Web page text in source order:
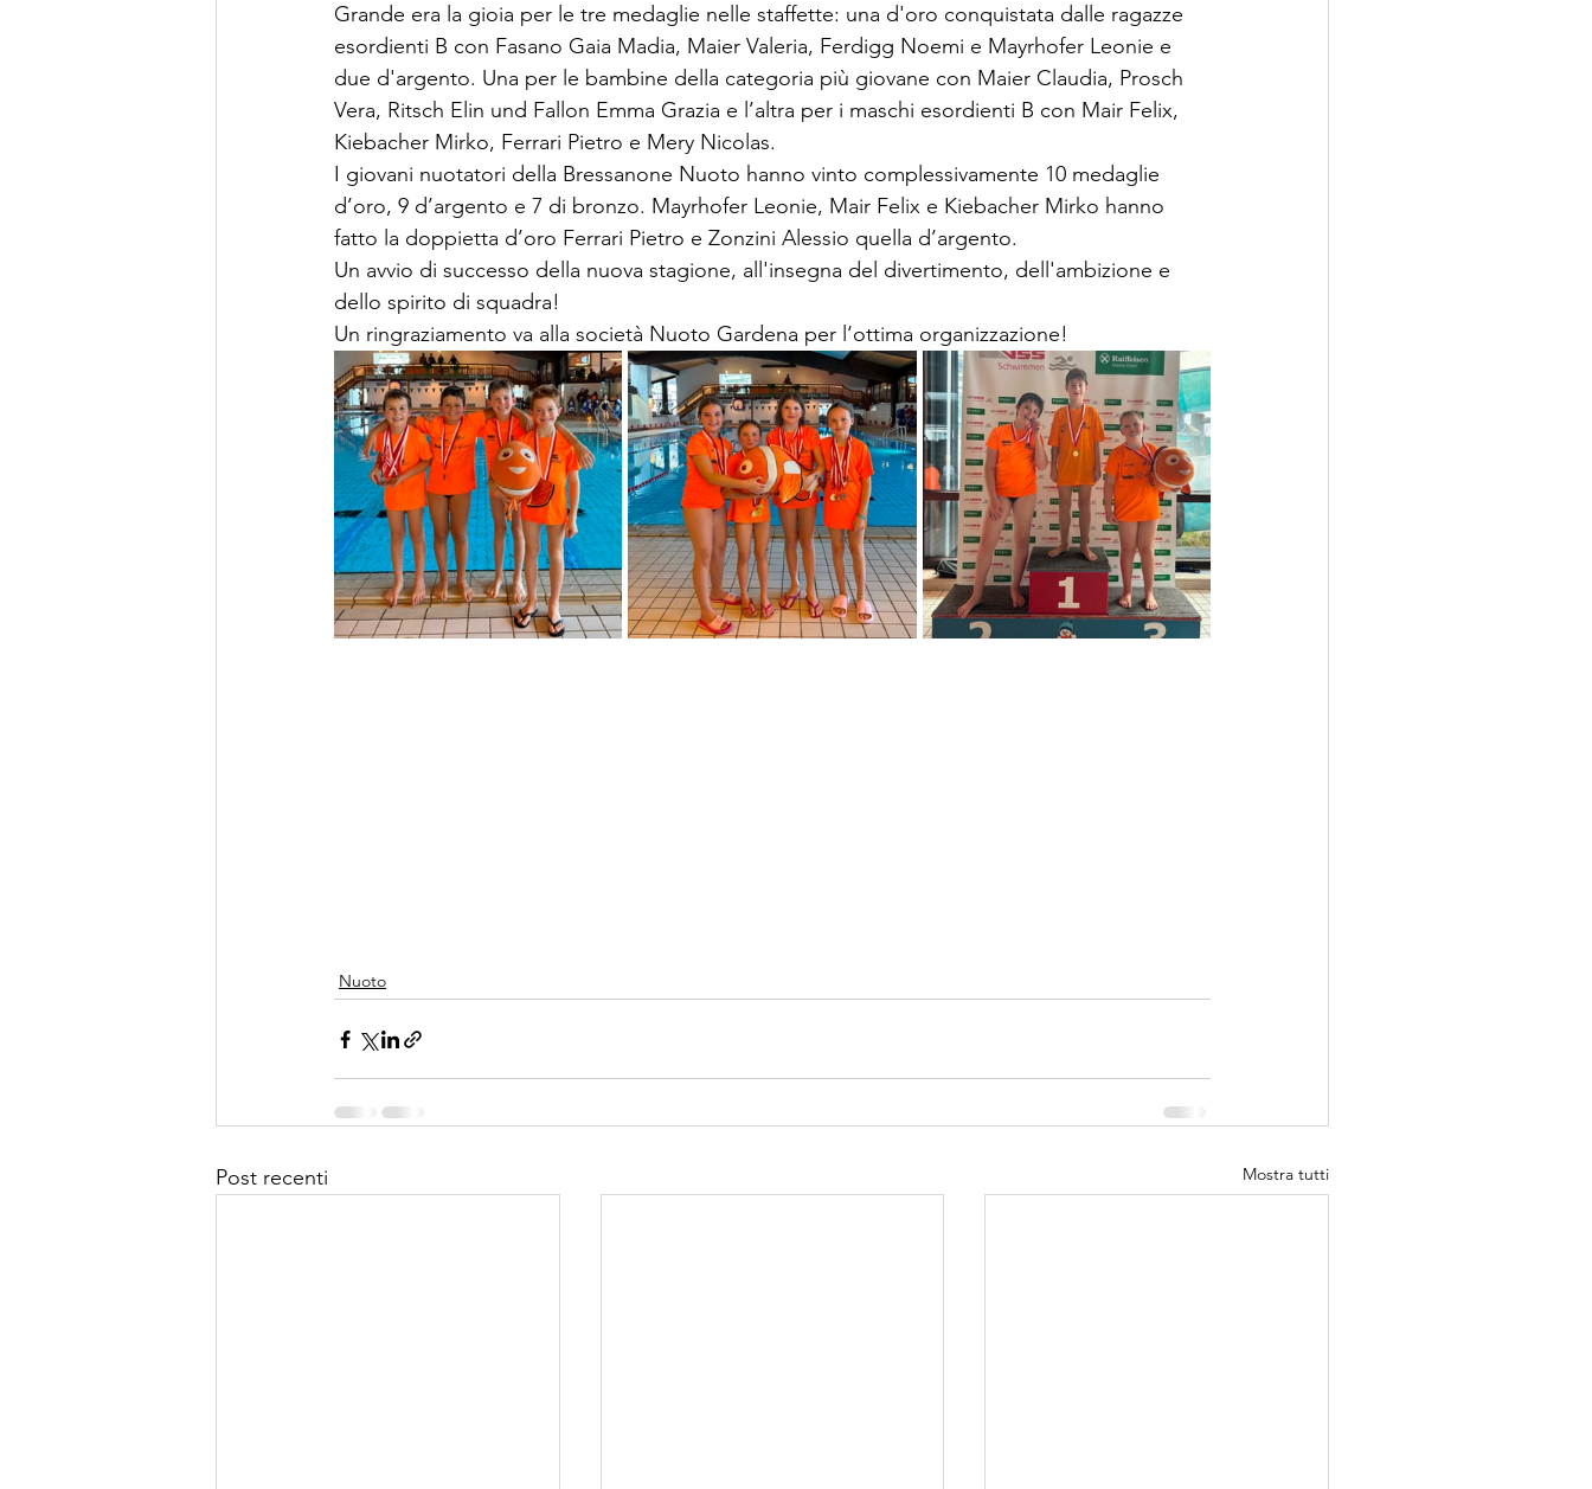
Grande era la gioia per le tre medaglie nelle staffette: una d'oro conquistata dalle ragazze
esordienti B con Fasano Gaia Madia, Maier Valeria, Ferdigg Noemi e Mayrhofer Leonie e
due d'argento. Una per le bambine della categoria più giovane con Maier Claudia, Prosch
Vera, Ritsch Elin und Fallon Emma Grazia e l’altra per i maschi esordienti B con Mair Felix,
Kiebacher Mirko, Ferrari Pietro e Mery Nicolas.
I giovani nuotatori della Bressanone Nuoto hanno vinto complessivamente 10 medaglie
d’oro, 9 d’argento e 7 di bronzo. Mayrhofer Leonie, Mair Felix e Kiebacher Mirko hanno
fatto la doppietta d’oro Ferrari Pietro e Zonzini Alessio quella d’argento.
Un avvio di successo della nuova stagione, all'insegna del divertimento, dell'ambizione e
dello spirito di squadra!
Un ringraziamento va alla società Nuoto Gardena per l‘ottima organizzazione!
Nuoto
Post recenti Mostra tutti